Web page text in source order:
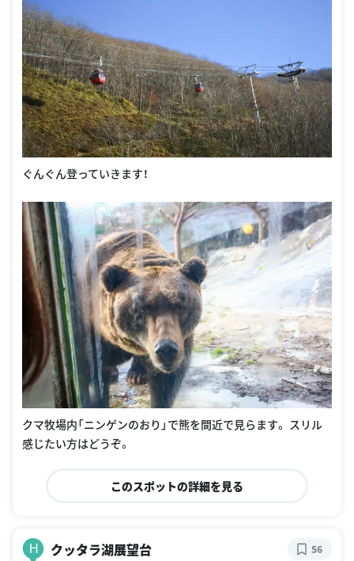
ぐんぐん登っていきます！
クマ牧場内「ニンゲンのおり」で熊を間近で見らます。 スリル
感じたい方はどうぞ。
このスポットの詳細を見る
H クッタラ湖展望台 56